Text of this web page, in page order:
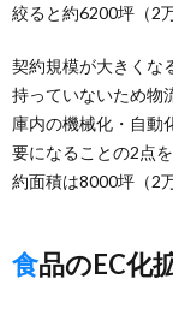
絞ると約6200坪（2
契約規模が大きくな
持っていないため物
庫内の機械化・自動
要になることの2点
約面積は8000坪（2
食品のEC